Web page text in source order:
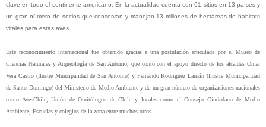
clave en todo el continente americano. En la actualidad cuenta con 91 sitios en 13 países y
un gran número de socios que conservan y manejan 13 millones de hectáreas de hábitats
vitales para estas aves.
Este reconocimiento internacional fue obtenido gracias a una postulación articulada por el Museo de
Ciencias Naturales y Arqueología de San Antonio, que contó con el apoyo directo de los alcaldes Omar
Vera Castro (Ilustre Muncipalidad de San Antonio) y Fernando Rodriguez Larraín (Ilustre Municipalidad
de Santo Domingo) del Ministerio de Medio Ambiente y de un gran número de organizaciones nacionales
como AvesChile, Unión de Ornitólogos de Chile y locales como el Consejo Ciudadano de Medio
Ambiente, Escuelas y colegios de la zona entre muchos otros..